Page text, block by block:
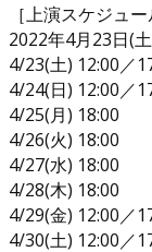
［上演スケジュー
2022年4月23日(
4/23(土) 12:00／
4/24(日) 12:00／
4/25(月) 18:00
4/26(火) 18:00
4/27(水) 18:00
4/28(木) 18:00
4/29(金) 12:00／
4/30(土) 12:00／